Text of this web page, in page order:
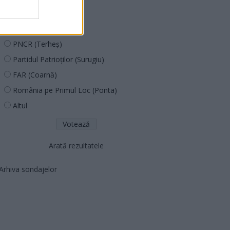
PNCR (Terheș)
Partidul Patrioților (Surugiu)
FAR (Coarnă)
România pe Primul Loc (Ponta)
Altul
Arată rezultatele
sondajelor